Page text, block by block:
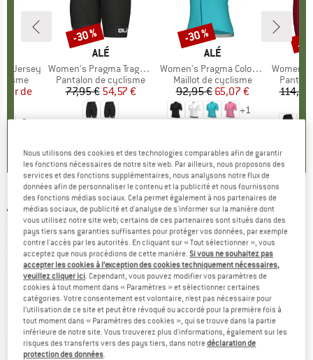
S Jersey
réduit
de
2
MARQUE
ALÉ
Article
Women's Pragma Traguardo 2.0 Shorts
Product group
Pantalon de cyclisme
Prix
77,95 € Prix réduit
54,57 €
Remise
-30 %
MARQUE
ALÉ
Article
Women's Pragma Color Block S/S Jersey
Product group
Maillot de cyclisme
Prix
92,95 €Prix réduit
65,07 €
+1
Remise
-30 %
Article
Women's
ALÉ - Chaos Jersey - Maillot de cyclisme
(0)
Nous utilisons des cookies et des technologies comparables afin de garantir
les fonctions nécessaires de notre site web. Par ailleurs, nous proposons des
services et des fonctions supplémentaires, nous analysons notre flux de
données afin de personnaliser le contenu et la publicité et nous fournissons
des fonctions médias sociaux. Cela permet également à nos partenaires de
médias sociaux, de publicité et d'analyse de s'informer sur la manière dont
vous utilisez notre site web; certains de ces partenaires sont situés dans des
pays tiers sans garanties suffisantes pour protéger vos données, par exemple
contre l'accès par les autorités. En cliquant sur « Tout sélectionner », vous
acceptez que nous procédions de cette manière.Si vous ne souhaitez pas
accepter les cookies à l’exception des cookies techniquement nécessaires,
veuillez cliquer ici. Cependant, vous pouvez modifier vos paramètres de
cookies à tout moment dans « Paramètres » et sélectionner certaines
catégories. Votre consentement est volontaire, n’est pas nécessaire pour
l’utilisation de ce site et peut être révoqué ou accordé pour la première fois à
tout moment dans « Paramètres des cookies », qui se trouve dans la partie
inférieure de notre site. Vous trouverez plus d'informations, également sur les
risques des transferts vers des pays tiers, dans notredéclaration de
protection des données.